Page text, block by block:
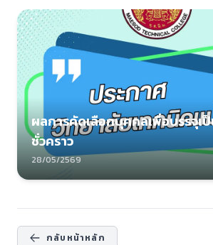
ผลการคัดเลือกบุคคลเพื่อบรรจุเ
ชั่วคราว
28/05/2569
กลับหน้าหลัก